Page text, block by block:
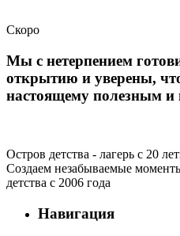
Скоро
Мы с нетерпением
открытию и уверены,
настоящему полезным и
Остров детства - лагерь с 20
Создаем незабываемые
детства с 2006 года
Навигация